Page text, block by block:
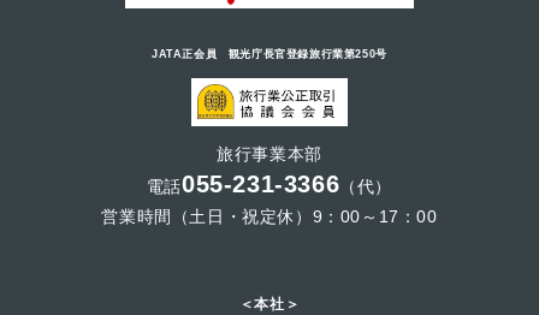
JATA正会員 観光庁長官登録旅行業第250号
旅行事業本部
電話055-231-3366 （代）
営業時間（土日・祝定休）9：00～17：00
＜本社＞